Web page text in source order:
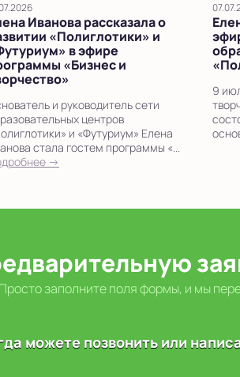
Иванова рассказала о
«Полиглотики» и
в эфире
«Бизнес и
и руководитель сети
центров
и «Футуриум» Елена
стала гостем программы «...
→
9
Просто заполните поля формы, и мы
можете позвонить или